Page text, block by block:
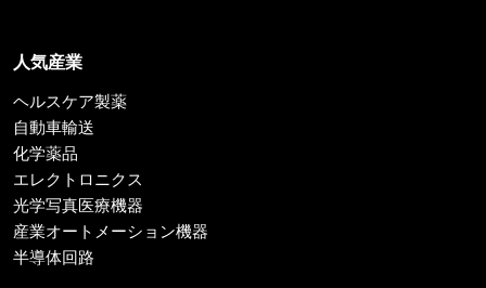
人気産業
ヘルスケア製薬
自動車輸送
化学薬品
エレクトロニクス
光学写真医療機器
産業オートメーション機器
半導体回路